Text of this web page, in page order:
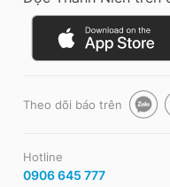
Theo dõi báo trên
Hotline
0906 645 777